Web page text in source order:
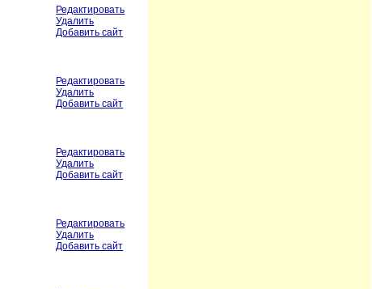
Редактировать
Удалить
Добавить сайт
Редактировать
Удалить
Добавить сайт
Редактировать
Удалить
Добавить сайт
Редактировать
Удалить
Добавить сайт